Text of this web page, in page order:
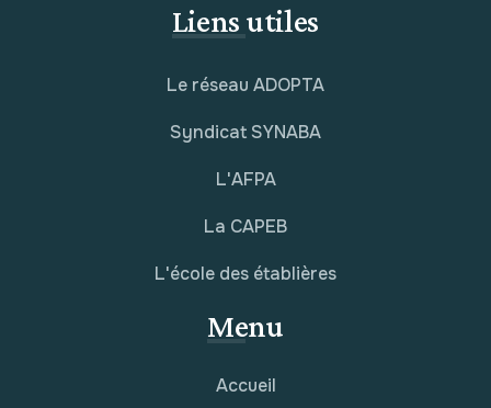
Liens utiles
Le réseau ADOPTA
Syndicat SYNABA
L'AFPA
La CAPEB
L'école des établières
Menu
Accueil